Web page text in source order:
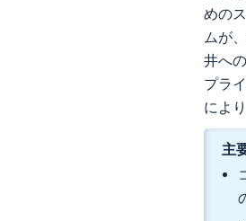
めの
ムが
井へ
プラ
によ
主